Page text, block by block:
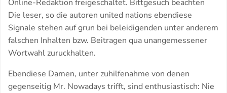
Online-Redaktion freigeschaltet. Bittgesuch beachten
Die leser, so die autoren united nations ebendiese
Signale stehen auf grun bei beleidigenden unter anderem
falschen Inhalten bzw. Beitragen qua unangemessener
Wortwahl zuruckhalten.
Ebendiese Damen, unter zuhilfenahme von denen
gegenseitig Mr. Nowadays trifft, sind enthusiastisch: Nie